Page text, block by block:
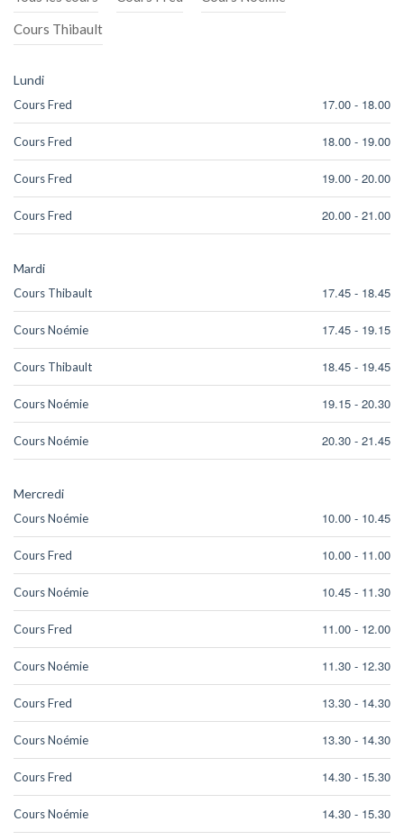
Cours Thibault
Lundi
Cours Fred 17.00 - 18.00
Cours Fred 18.00 - 19.00
Cours Fred 19.00 - 20.00
Cours Fred 20.00 - 21.00
Mardi
Cours Thibault 17.45 - 18.45
Cours Noémie 17.45 - 19.15
Cours Thibault 18.45 - 19.45
Cours Noémie 19.15 - 20.30
Cours Noémie 20.30 - 21.45
Mercredi
Cours Noémie 10.00 - 10.45
Cours Fred 10.00 - 11.00
Cours Noémie 10.45 - 11.30
Cours Fred 11.00 - 12.00
Cours Noémie 11.30 - 12.30
Cours Fred 13.30 - 14.30
Cours Noémie 13.30 - 14.30
Cours Fred 14.30 - 15.30
Cours Noémie 14.30 - 15.30